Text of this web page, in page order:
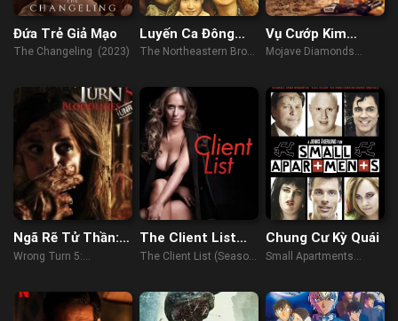
Đứa Trẻ Giả Mạo
The Changeling (2023)
Luyến Ca Đông
Bắc
The Northeastern Bro
Vụ Cướp Kim
Cương
Mojave Diamonds
Ngã Rẽ Tử Thần:
Huyết Thống
Wrong Turn 5:
The Client List
(Phần 1)
The Client List (Season
Chung Cư Kỳ Quái
Small Apartments